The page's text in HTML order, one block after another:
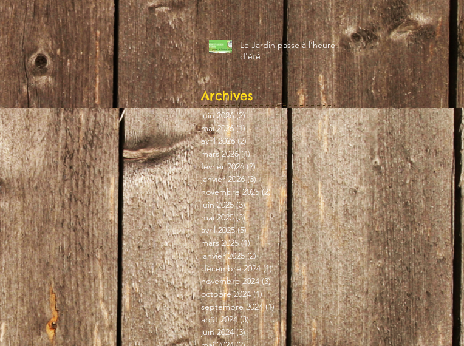
Le Jardin passe à l'heure
d'été
Archives
juin 2026 (2)2 posts
mai 2026 (1)1 post
avril 2026 (2)2 posts
mars 2026 (4)4 posts
février 2026 (2)2 posts
janvier 2026 (3)3 posts
novembre 2025 (2)2 posts
juin 2025 (3)3 posts
mai 2025 (3)3 posts
avril 2025 (5)5 posts
mars 2025 (1)1 post
janvier 2025 (2)2 posts
décembre 2024 (1)1 post
novembre 2024 (3)3 posts
octobre 2024 (1)1 post
septembre 2024 (1)1 post
août 2024 (3)3 posts
juin 2024 (3)3 posts